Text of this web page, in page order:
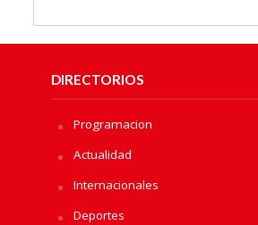
DIRECTORIOS
Programacion
Actualidad
Internacionales
Deportes